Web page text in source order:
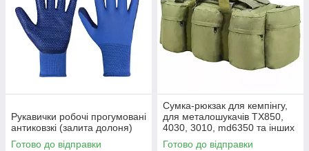
Рукавички робочі прогумовані
антиковзкі (залита долоня)
Готово до відправки
Сумка-рюкзак для кемпінгу,
для металошукачів TX850,
4030, 3010, md6350 та інших
(ємність 100 л)
Готово до відправки